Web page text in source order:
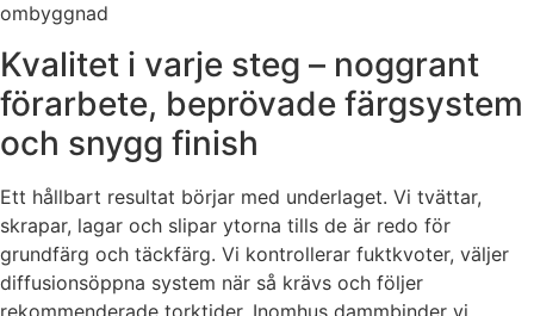
ombyggnad
Kvalitet i varje steg – noggrant
förarbete, beprövade färgsystem
och snygg finish
Ett hållbart resultat börjar med underlaget. Vi tvättar,
skrapar, lagar och slipar ytorna tills de är redo för
grundfärg och täckfärg. Vi kontrollerar fuktkvoter, väljer
diffusionsöppna system när så krävs och följer
rekommenderade torktider. Inomhus dammbinder vi,